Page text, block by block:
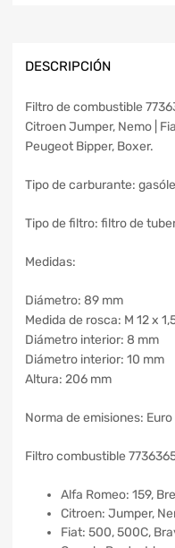
DESCRIPCIÓN
Filtro de combustible
Citroen Jumper, Nemo |
Peugeot Bipper, Boxer.
Tipo de carburante:
Tipo de filtro: filtro de
Medidas:
Diámetro: 89 mm
Medida de rosca: M 12 x
Diámetro interior: 8 mm
Diámetro interior: 10 mm
Altura: 206 mm
Norma de emisiones: Euro
Filtro combustible
Alfa Romeo: 159,
Citroen: Jumper,
Fiat: 500, 500C,